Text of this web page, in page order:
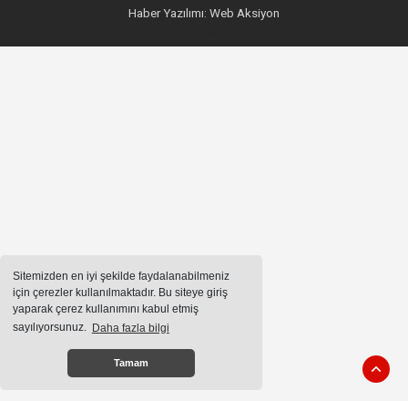
Sitemizden en iyi şekilde faydalanabilmeniz
için çerezler kullanılmaktadır. Bu siteye giriş
yaparak çerez kullanımını kabul etmiş
sayılıyorsunuz. Daha fazla bilgi
Tamam
Haber Yazılımı: Web Aksiyon